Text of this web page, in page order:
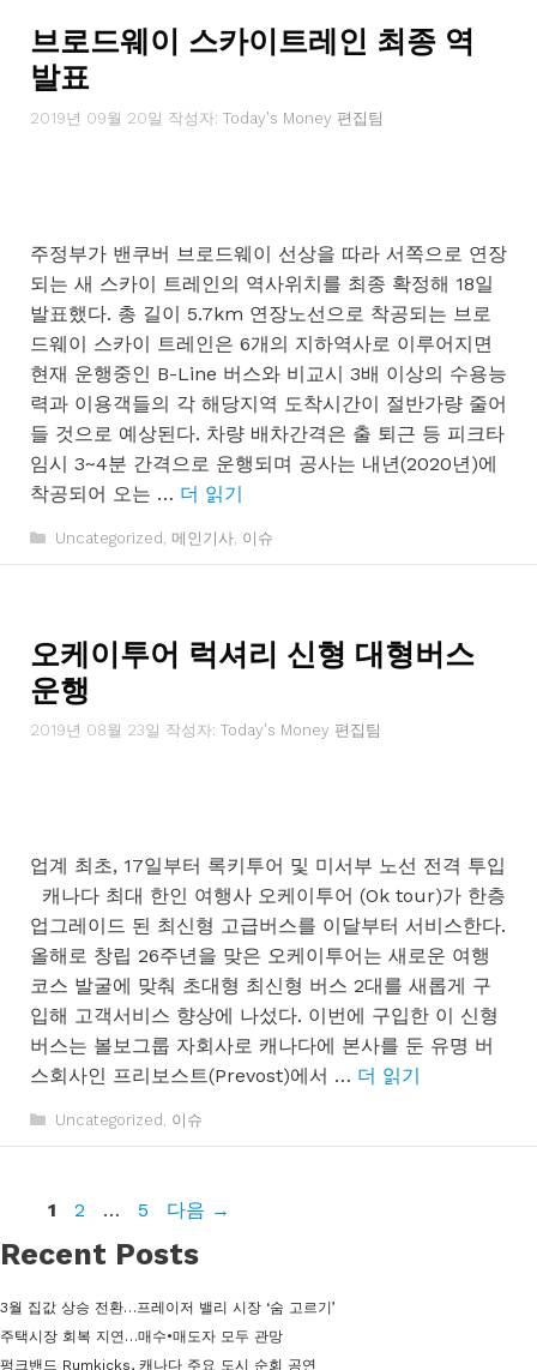
브로드웨이 스카이트레인 최종 역
발표
2019년 09월 20일 작성자: Today's Money 편집팀
주정부가 밴쿠버 브로드웨이 선상을 따라 서쪽으로 연장
되는 새 스카이 트레인의 역사위치를 최종 확정해 18일
발표했다. 총 길이 5.7km 연장노선으로 착공되는 브로
드웨이 스카이 트레인은 6개의 지하역사로 이루어지면
현재 운행중인 B-Line 버스와 비교시 3배 이상의 수용능
력과 이용객들의 각 해당지역 도착시간이 절반가량 줄어
들 것으로 예상된다. 차량 배차간격은 출 퇴근 등 피크타
임시 3~4분 간격으로 운행되며 공사는 내년(2020년)에
착공되어 오는 … 더 읽기
카
Uncategorized 메인기사, 이슈
오케이투어 럭셔리 신형 대형버스
운행
2019년 08월 23일 작성자: Today's Money 편집팀
업계 최초, 17일부터 록키투어 및 미서부 노선 전격 투입
캐나다 최대 한인 여행사 오케이투어 (Ok tour)가 한층
업그레이드 된 최신형 고급버스를 이달부터 서비스한다.
올해로 창립 26주년을 맞은 오케이투어는 새로운 여행
코스 발굴에 맞춰 초대형 최신형 버스 2대를 새롭게 구
입해 고객서비스 향상에 나섰다. 이번에 구입한 이 신형
버스는 볼보그룹 자회사로 캐나다에 본사를 둔 유명 버
스회사인 프리보스트(Prevost)에서 … 더 읽기
카
Uncategorized , 이슈
페
지
1
페
지
2 …
페
지
5 다음 →
Recent Posts
3월 집값 상승 전환…프레이저 밸리 시장 ‘숨 고르기’
주택시장 회복 지연…매수•매도자 모두 관망
펑크밴드 Rumkicks, 캐나다 주요 도시 순회 공연